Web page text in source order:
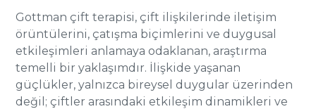
Gottman çift terapisi, çift ilişkilerinde iletişim
örüntülerini, çatışma biçimlerini ve duygusal
etkileşimleri anlamaya odaklanan, araştırma
temelli bir yaklaşımdır. İlişkide yaşanan
güçlükler, yalnızca bireysel duygular üzerinden
değil; çiftler arasındaki etkileşim dinamikleri ve